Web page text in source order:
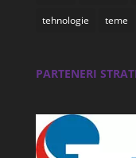
tehnologie teme
PARTENERI